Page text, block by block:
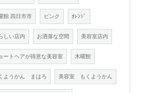
館 四日市市 ピンク ｵﾚﾝｼﾞ
しい店内 お洒落な空間 美容室店内
ートヘアが得意な美容室 木曜館
ようかん まはろ 美容室 もくようかん